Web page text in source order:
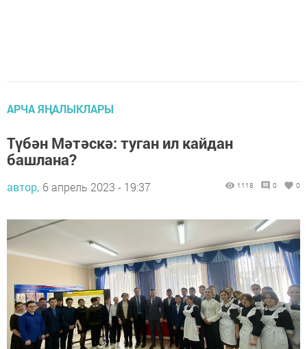
АРЧА ЯҢАЛЫКЛАРЫ
Түбән Мәтәскә: туган ил кайдан
башлана?
автор, 6 апрель 2023 - 19:37 1118 0 0